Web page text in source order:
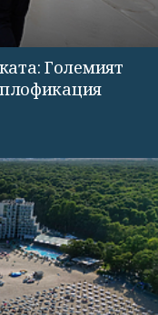
Големият